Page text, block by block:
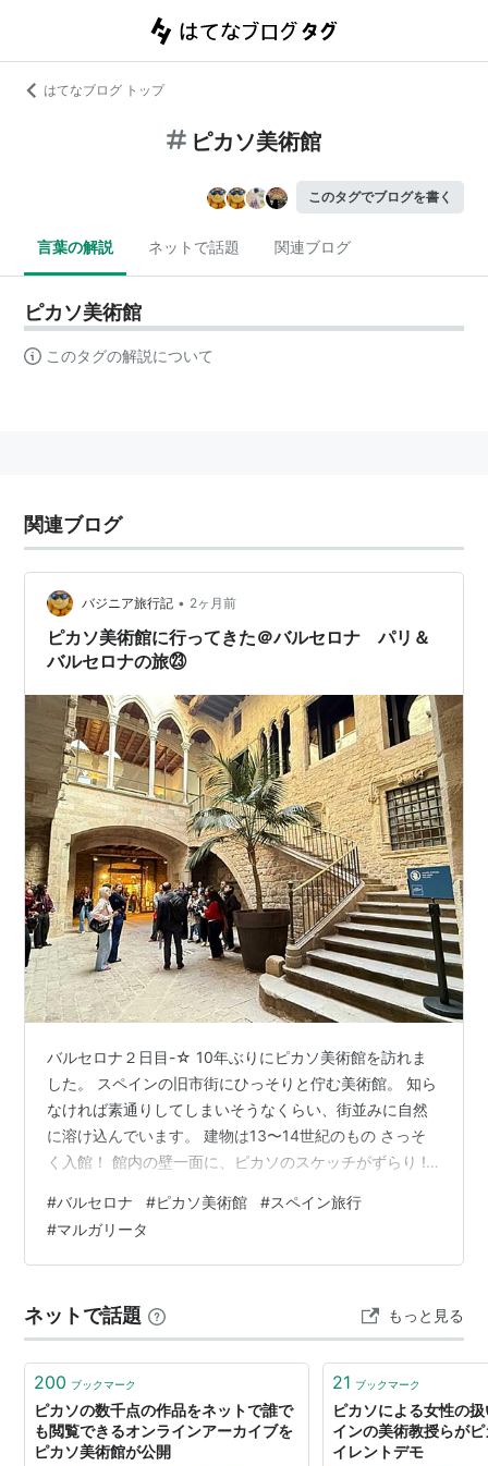
はてなブログ トップ
ピカソ美術館
このタグでブログを書く
言葉の解説 ネットで話題 関連ブログ
ピカソ美術館
このタグの解説について
関連ブログ
バジニア旅行記 • 2ヶ月前
ピカソ美術館に行ってきた＠バルセロナ パリ＆
バルセロナの旅㉓
バルセロナ２日目-☆ 10年ぶりにピカソ美術館を訪れま
した。 スペインの旧市街にひっそりと佇む美術館。 知ら
なければ素通りしてしまいそうなくらい、街並みに自然
に溶け込んでいます。 建物は13〜14世紀のもの さっそ
く入館！ 館内の壁一面に、ピカソのスケッチがずらり !
! ピカソはスペイン南部のマラガで生まれ、14歳のときに
バルセロナへ移住。 そのため、美術館には14〜20歳頃に
描かれた若き日の作品がたくさん保存されていました。
✨ ピカソといえば、目や鼻の位置がズレたような独特な
絵を思…
#バルセロナ #ピカソ美術館 #スペイン旅行
#マルガリータ
ネットで話題 もっと見る
200 ブックマーク
ピカソの数千点の作品をネットで誰で
も閲覧できるオンラインアーカイブを
ピカソ美術館が公開
21 ブックマーク
ピカソによる女性の
インの美術教授らが
イレントデモ